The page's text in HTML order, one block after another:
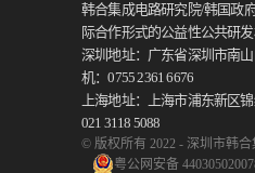
韩合集成电路研究院/韩国政
际合作形式的公益性公共研
深圳地址：广东省深圳市南
机：0755 2361 6676
上海地址：上海市浦东新区
021 3118 5088
© 版权所有 2022 - 深圳市韩
粤公网安备